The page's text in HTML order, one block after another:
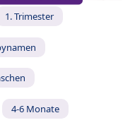
1. Trimester
4-6 Monate